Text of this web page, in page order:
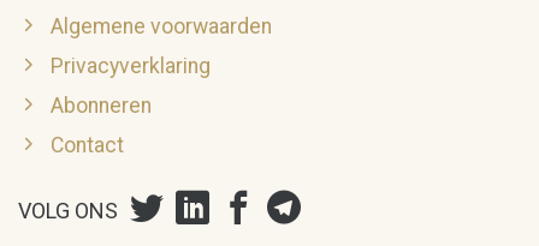
Algemene voorwaarden
Privacyverklaring
Abonneren
Contact
VOLG ONS